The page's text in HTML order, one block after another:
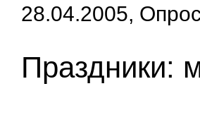
28.04.2005,
Праздники: